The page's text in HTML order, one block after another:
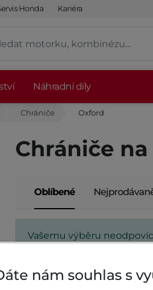
Honda Kariéra
Náhradní díly
Chrániče Oxford
Chrániče
Oblíbené
Vašemu výběru
nám souhlas s